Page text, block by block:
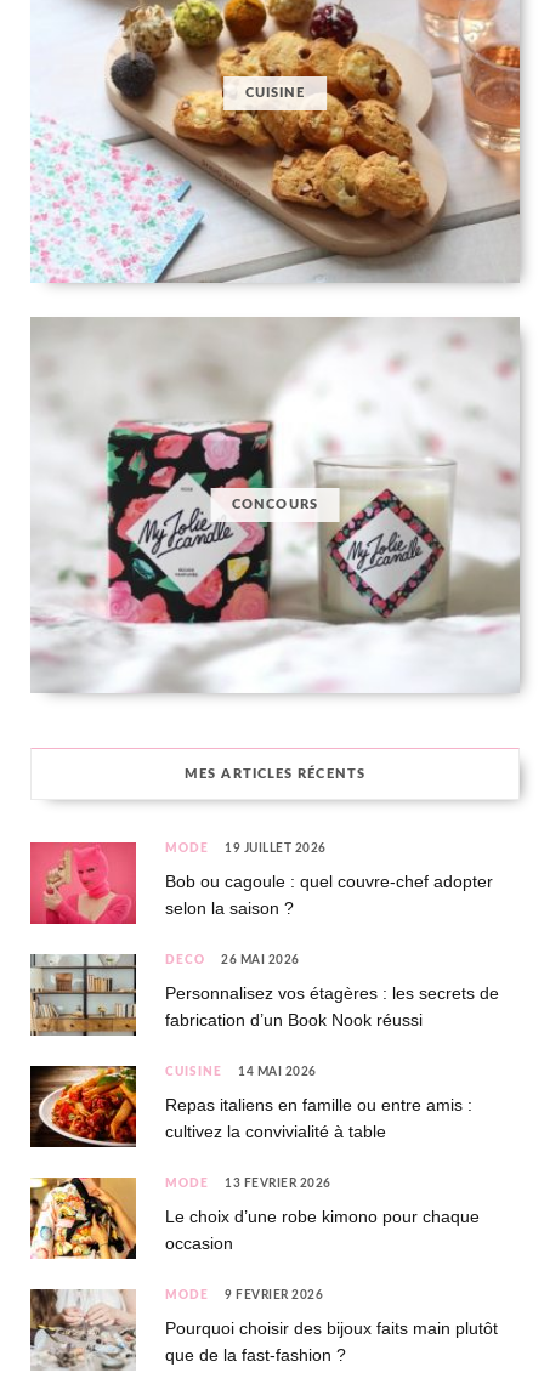
CUISINE
CONCOURS
MES ARTICLES RÉCENTS
MODE 19 JUILLET 2026
Bob ou cagoule : quel couvre-chef adopter
selon la saison ?
DÉCO 26 MAI 2026
Personnalisez vos étagères : les secrets de
fabrication d’un Book Nook réussi
CUISINE 14 MAI 2026
Repas italiens en famille ou entre amis :
cultivez la convivialité à table
MODE 13 FÉVRIER 2026
Le choix d’une robe kimono pour chaque
occasion
MODE 9 FÉVRIER 2026
Pourquoi choisir des bijoux faits main plutôt
que de la fast-fashion ?